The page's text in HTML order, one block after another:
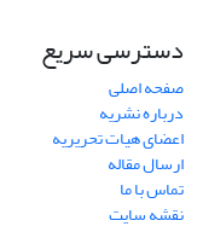
دسترسی سریع
صفحه اصلی
درباره نشریه
اعضای هیات تحریریه
ارسال مقاله
تماس با ما
نقشه سایت